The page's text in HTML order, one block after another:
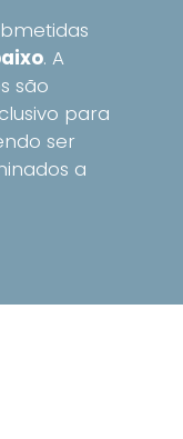
. A
são
para
ser
a